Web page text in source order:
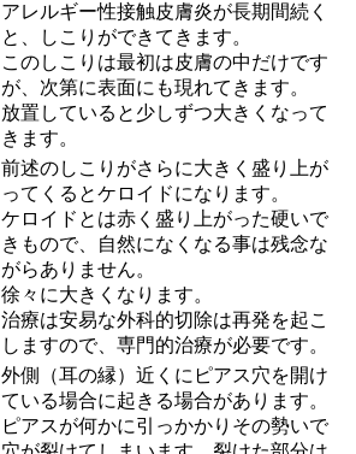
アレルギー性接触皮膚炎が長期間続く
と、しこりができてきます。
このしこりは最初は皮膚の中だけです
が、次第に表面にも現れてきます。
放置していると少しずつ大きくなって
きます。
前述のしこりがさらに大きく盛り上が
ってくるとケロイドになります。
ケロイドとは赤く盛り上がった硬いで
きもので、自然になくなる事は残念な
がらありません。
徐々に大きくなります。
治療は安易な外科的切除は再発を起こ
しますので、専門的治療が必要です。
外側（耳の縁）近くにピアス穴を開け
ている場合に起きる場合があります。
ピアスが何かに引っかかりその勢いで